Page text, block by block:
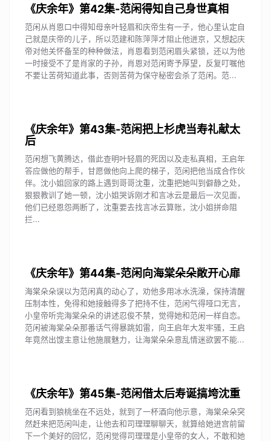
《庆余年》第42集-范闲得知自己身世真相
范闲从肖恩口中得知母亲叶轻眉和庆帝生有一子，他心里认定自
己就是庆帝的儿子，所以范建和陈萍萍才阻止他进京，又想起庆
帝对他关怀备至的种种做法，肖恩看到范闲眉头紧锁，还以为他
一时接受不了是肖家的子孙，肖恩对范闲寄予厚望，反复叮嘱他
不要让苦荷知道此事，否则苦荷为保守秘密会杀了范闲。范...
《庆余年》第43集-范闲把上杉虎当寿礼献太
后
范闲想飞黄腾达，借此查明叶轻眉的死因以及走私真相，王启年
答应做他的帮手，甘愿做他向上爬的梯子，范闲把他当成合作伙
伴。沈小姐回家的路上遇到哥哥沈重，沈重把她叫到僻静之处，
狠狠教训了她一顿，沈小姐哭诉刚才和言冰云是最后一次见面，
他们已经恩怨两断了，沈重要去找言冰云算账，沈小姐拼命阻
拦...
《庆余年》第44集-范闲向海棠朵朵敞开心扉
海棠朵朵误以为范闲真的动心了，劝他多用冰水洗澡，保持清醒
压制本性，免得和她接触得多了把持不住，范闲气得哑口无言，
小皇帝听完海棠朵朵的讲述忍俊不禁，觉得她和范闲一样自恋。
范闲被海棠朵朵那番话气得暴跳如雷，向王启年大发牢骚，王启
年竟然出馊主意让他施展魅力，让海棠朵朵意乱情迷欲罢不能...
《庆余年》第45集-范闲借太后寿诞搞垮沈重
范闲看到狼桃坐在不远处，就到了一杯酒向他示意，海棠朵朵突
然赶来把范闲叫走，让他去和司理理聊聊天，就算给她进宫前留
下一个美好的回忆，范闲觉得司理理是小皇帝的女人，不敢和她